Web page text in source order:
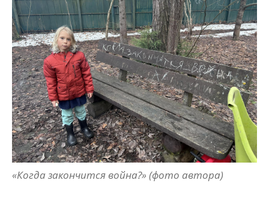
«Когда закончится война?» (фото автора)